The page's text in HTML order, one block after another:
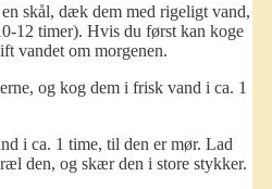
skål, dæk dem med rigeligt vand,
12 timer). Hvis du først kan koge
vandet om morgenen.
og kog dem i frisk vand i ca. 1
i ca. 1 time, til den er mør. Lad
den, og skær den i store stykker.